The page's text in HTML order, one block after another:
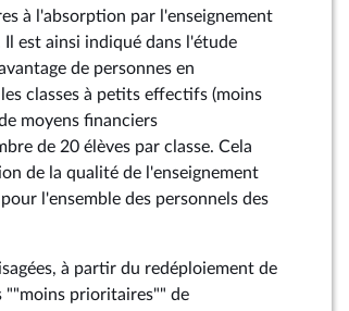
à l'absorption par l'enseignement
est ainsi indiqué dans l'étude
de personnes en
classes à petits effectifs (moins
moyens financiers
de 20 élèves par classe. Cela
de la qualité de l'enseignement
l'ensemble des personnels des
à partir du redéploiement de
""moins prioritaires"" de